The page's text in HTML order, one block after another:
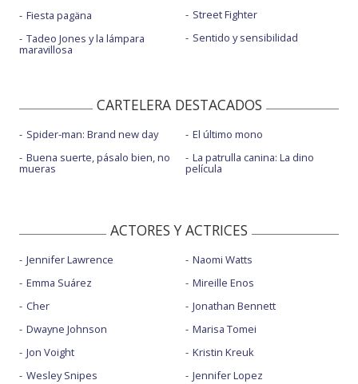
Fiesta pagäna
Tadeo Jones y la lámpara
maravillosa
Street Fighter
Sentido y sensibilidad
CARTELERA DESTACADOS
Spider-man: Brand new day
Buena suerte, pásalo bien, no
mueras
El último mono
La patrulla canina: La dino
película
ACTORES Y ACTRICES
Jennifer Lawrence
Emma Suárez
Cher
Dwayne Johnson
Jon Voight
Wesley Snipes
Naomi Watts
Mireille Enos
Jonathan Bennett
Marisa Tomei
Kristin Kreuk
Jennifer Lopez